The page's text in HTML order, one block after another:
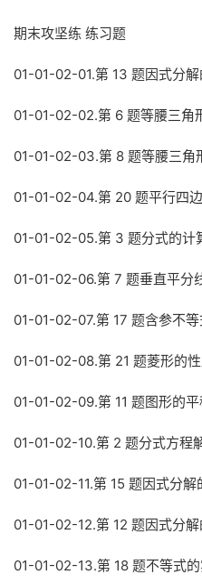
期末攻坚练 练习题
01-01-02-01.第 13 题因式分
01-01-02-02.第 6 题等腰三角
01-01-02-03.第 8 题等腰三角
01-01-02-04.第 20 题平行四
01-01-02-05.第 3 题分式的计
01-01-02-06.第 7 题垂直平分
01-01-02-07.第 17 题含参不
01-01-02-08.第 21 题菱形的
01-01-02-09.第 11 题图形的
01-01-02-10.第 2 题分式方程
01-01-02-11.第 15 题因式分
01-01-02-12.第 12 题因式分
01-01-02-13.第 18 题不等式